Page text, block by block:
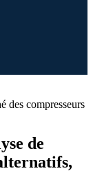
des compresseurs
de